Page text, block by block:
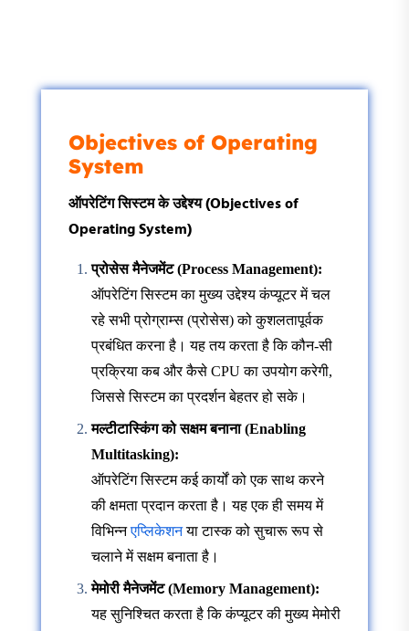
Objectives of Operating
System
ऑपरेटिंग सिस्टम के उद्देश्य (Objectives of
Operating System)
प्रोसेस मैनेजमेंट (Process Management):
ऑपरेटिंग सिस्टम का मुख्य उद्देश्य कंप्यूटर में चल
रहे सभी प्रोग्राम्स (प्रोसेस) को कुशलतापूर्वक
प्रबंधित करना है। यह तय करता है कि कौन-सी
प्रक्रिया कब और कैसे CPU का उपयोग करेगी,
जिससे सिस्टम का प्रदर्शन बेहतर हो सके।
मल्टीटास्किंग को सक्षम बनाना (Enabling
Multitasking):
ऑपरेटिंग सिस्टम कई कार्यों को एक साथ करने
की क्षमता प्रदान करता है। यह एक ही समय में
विभिन्नएप्लिकेशनया टास्क को सुचारू रूप से
चलाने में सक्षम बनाता है।
मेमोरी मैनेजमेंट (Memory Management):
यह सुनिश्चित करता है कि कंप्यूटर की मुख्य मेमोरी